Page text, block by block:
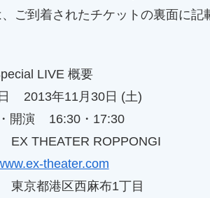
ご到着されたチケットの裏面に
LIVE 概要
2013年11月30日 (土)
開演 16:30・17:30
THEATER ROPPONGI
theater.com
京都港区西麻布1丁目